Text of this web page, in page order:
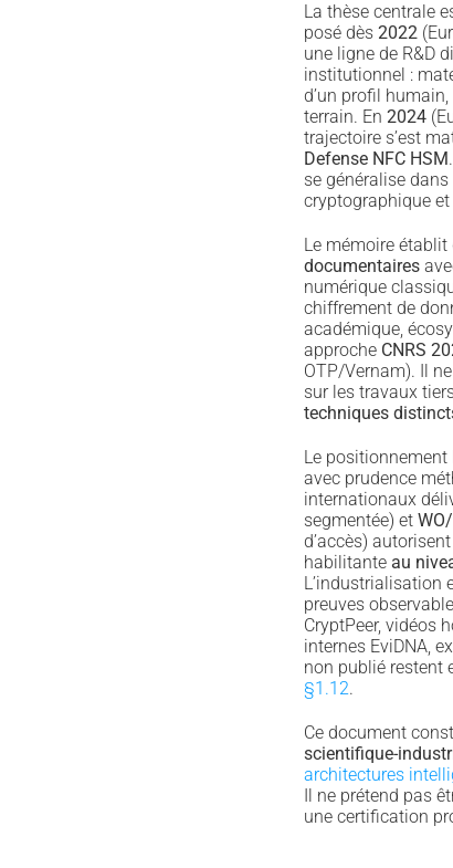
La thèse centrale
posé dès 2022
une ligne de R&D
institutionnel :
d’un profil
terrain. En 2024
trajectoire s’est
Defense NFC HSM
se généralise dans
cryptographique et
Le mémoire établit
documentaires
numérique
chiffrement de
académique,
approche CNRS
OTP/Vernam). Il
sur les travaux
techniques
Le
avec prudence
internationaux
segmentée) et
d’accès)
habilitante au
L’industrialisation
preuves
CryptPeer, vidéos
internes EviDNA,
non publié restent
§1.12.
Ce document
scientifique-
architectures
Il ne prétend pas
une certification